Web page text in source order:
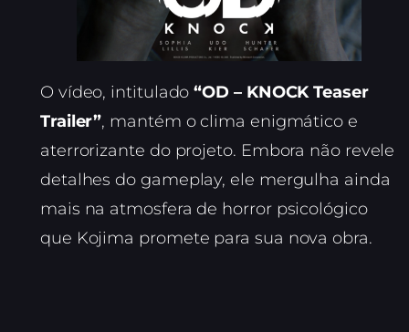
O vídeo, intitulado“OD – KNOCK Teaser
Trailer”, mantém o clima enigmático e
aterrorizante do projeto. Embora não revele
detalhes do gameplay, ele mergulha ainda
mais na atmosfera de horror psicológico
que Kojima promete para sua nova obra.